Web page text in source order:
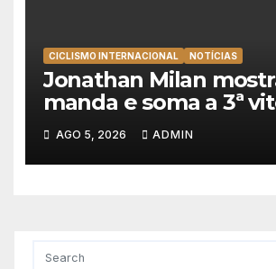
CICLISMO INTERNACIONAL NOTÍCIAS
Jonathan Milan
manda e soma a 3ª
consecutiva na Volta a
Polónia
AGO 5, 2026 ADMIN